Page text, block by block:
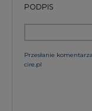
postaci
Agencji